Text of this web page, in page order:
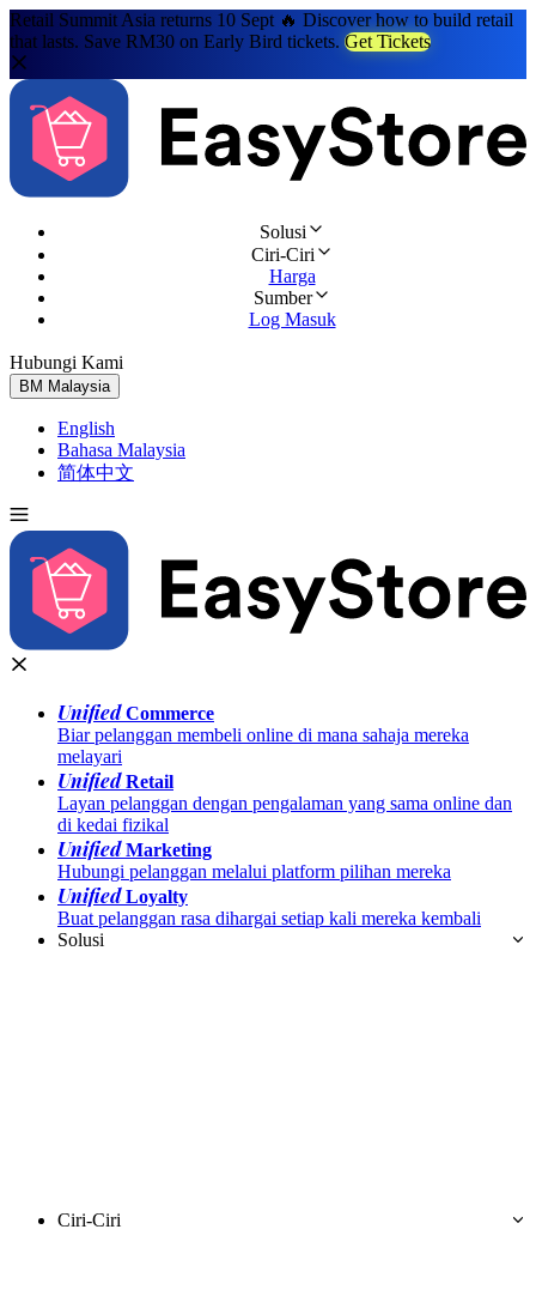
Retail Summit Asia returns 10 Sept 🔥 Discover how to build retail
that lasts. Save RM30 on Early Bird tickets. Get Tickets
Solusi
Ciri-Ciri
Harga
Sumber
Log Masuk
Hubungi Kami
BM Malaysia
English
Bahasa Malaysia
简体中文
UnifiedCommerce
Biar pelanggan membeli online di mana sahaja mereka
melayari
UnifiedRetail
Layan pelanggan dengan pengalaman yang sama online dan
di kedai fizikal
UnifiedMarketing
Hubungi pelanggan melalui platform pilihan mereka
UnifiedLoyalty
Buat pelanggan rasa dihargai setiap kali mereka kembali
Solusi
Ciri-Ciri